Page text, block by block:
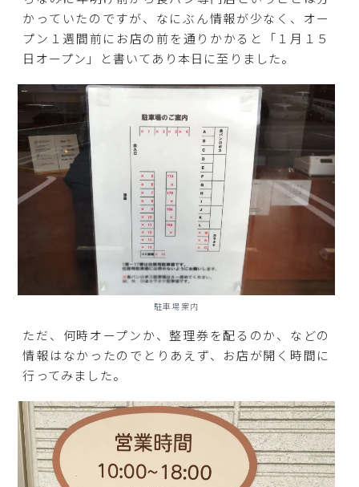
かっていたのですが、なにぶん情報が少なく、オー
プン１週間前にお店の前を通りかかると「１月１５
日オープン」と書いてあり本日に至りました。
駐車場案内
ただ、何時オープンか、整理券を配るのか、などの
情報はなかったのでとりあえず、お店が開く時間に
行ってみました。